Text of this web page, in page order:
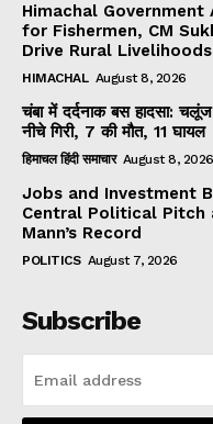
Himachal Government
for Fishermen, CM
Drive Rural Livelihoods
HIMACHAL August 8, 2026
चंबा में दर्दनाक बस हादसा:
नीचे गिरी, 7 की मौत, 11 घायल
हिमाचल हिंदी समाचार August 8, 2026
Jobs and Investment
Central Political Pitch
Mann’s Record
POLITICS August 7, 2026
Subscribe